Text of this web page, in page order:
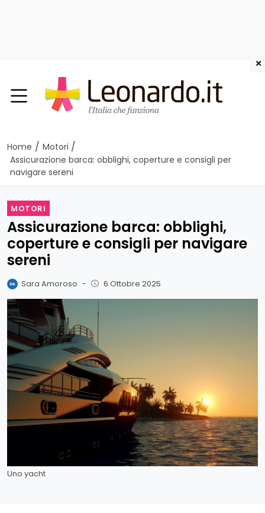
Home / Motori /
Assicurazione barca: obblighi, coperture e consigli per
navigare sereni
MOTORI
Assicurazione barca: obblighi,
coperture e consigli per navigare
sereni
Sara Amoroso - 6 Ottobre 2025
Uno yacht
×